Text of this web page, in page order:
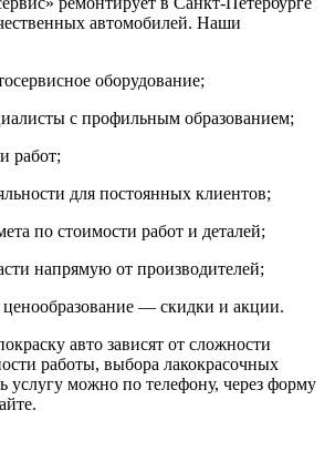
автомобилей. Наши
оборудование;
с профильным образованием;
работ;
для постоянных клиентов;
по стоимости работ и деталей;
напрямую от производителей;
ценообразование — скидки и акции.
авто зависят от сложности
работы, выбора лакокрасочных
услугу можно по телефону, через форму